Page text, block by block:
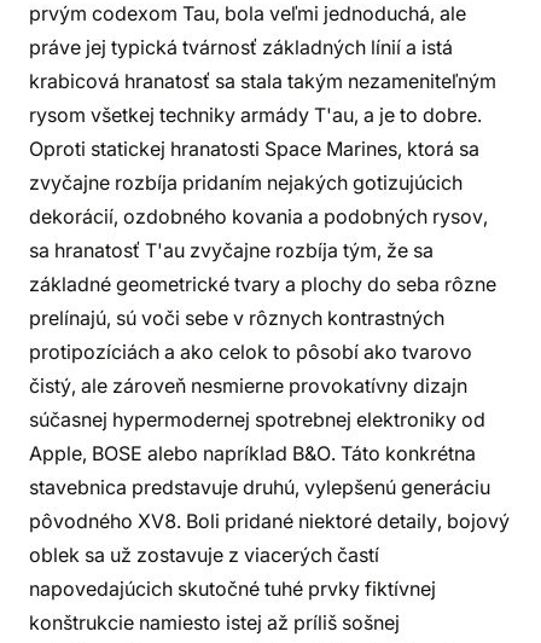
prvým codexom Tau, bola veľmi jednoduchá, ale
práve jej typická tvárnosť základných línií a istá
krabicová hranatosť sa stala takým nezameniteľným
rysom všetkej techniky armády T'au, a je to dobre.
Oproti statickej hranatosti Space Marines, ktorá sa
zvyčajne rozbíja pridaním nejakých gotizujúcich
dekorácií, ozdobného kovania a podobných rysov,
sa hranatosť T'au zvyčajne rozbíja tým, že sa
základné geometrické tvary a plochy do seba rôzne
prelínajú, sú voči sebe v rôznych kontrastných
protipozíciách a ako celok to pôsobí ako tvarovo
čistý, ale zároveň nesmierne provokatívny dizajn
súčasnej hypermodernej spotrebnej elektroniky od
Apple, BOSE alebo napríklad B&O. Táto konkrétna
stavebnica predstavuje druhú, vylepšenú generáciu
pôvodného XV8. Boli pridané niektoré detaily, bojový
oblek sa už zostavuje z viacerých častí
napovedajúcich skutočné tuhé prvky fiktívnej
konštrukcie namiesto istej až príliš sošnej